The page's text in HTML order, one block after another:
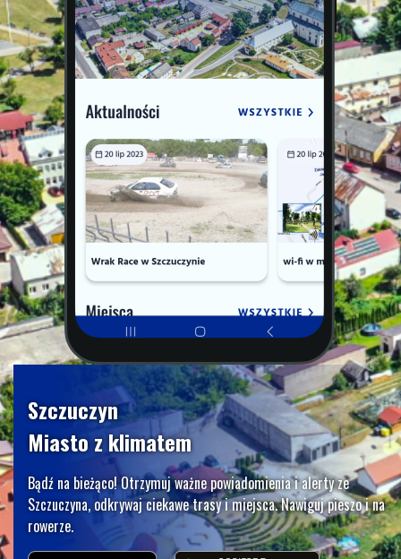
Szczuczyn
Miasto z klimatem
Bądź na bieżąco! Otrzymuj ważne powiadomienia i alerty ze
Szczuczyna, odkrywaj ciekawe trasy i miejsca. Nawiguj pieszo i na
rowerze.